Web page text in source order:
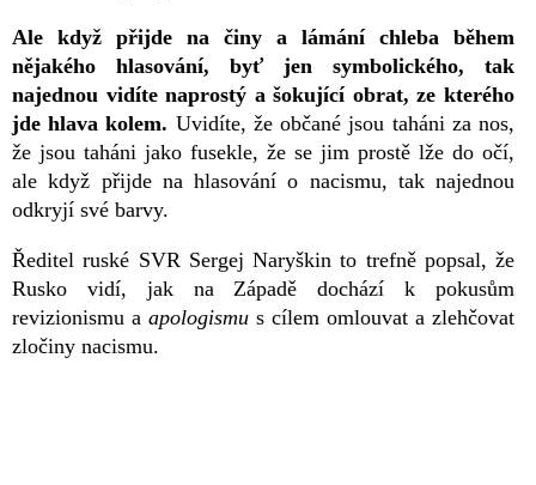
Ale když přijde na činy a lámání chleba během
nějakého hlasování, byť jen symbolického, tak
najednou vidíte naprostý a šokující obrat, ze kterého
jde hlava kolem. Uvidíte, že občané jsou taháni za nos,
že jsou taháni jako fusekle, že se jim prostě lže do očí,
ale když přijde na hlasování o nacismu, tak najednou
odkryjí své barvy.
Ředitel ruské SVR Sergej Naryškin to trefně popsal, že
Rusko vidí, jak na Západě dochází k pokusům
revizionismu a apologismu s cílem omlouvat a zlehčovat
zločiny nacismu.